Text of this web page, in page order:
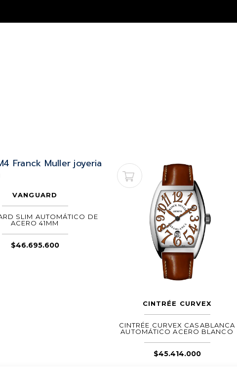
VANGUARD
SLIM AUTOMÁTICO DE
ACERO 41MM
$46.695.600
CINTRÉE CURVEX
CINTRÉE CURVEX CASABLANCA
AUTOMÁTICO ACERO BLANCO
$45.414.000